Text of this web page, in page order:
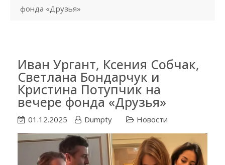
фонда «Друзья»
Иван Ургант, Ксения Собчак,
Светлана Бондарчук и
Кристина Потупчик на
вечере фонда «Друзья»
01.12.2025 Dumpty Новости